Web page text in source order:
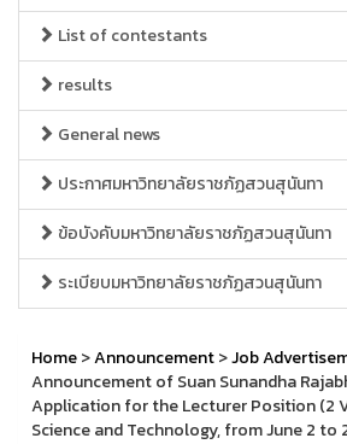
List of contestants
results
General news
ประกาศมหาวิทยาลัยราชภัฏสวนสุนันทา
ข้อบังคับมหาวิทยาลัยราชภัฏสวนสุนันทา
ระเบียบมหาวิทยาลัยราชภัฏสวนสุนันทา
Home>Announcement>Job
Announcement of Suan Sunandha
Application for the Lecturer Position (2
Science and Technology, from June 2 to